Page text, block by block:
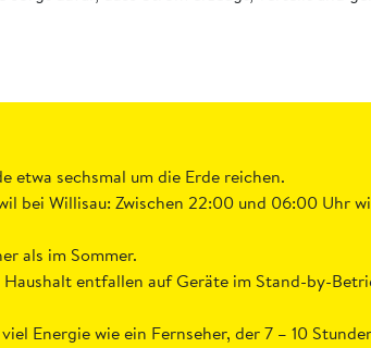
etwa sechsmal um die Erde reichen.
bei Willisau: Zwischen 22:00 und 06:00
als im Sommer.
entfallen auf Geräte im Stand-by-
Energie wie ein Fernseher, der 7 – 10